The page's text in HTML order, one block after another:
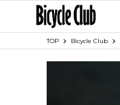
TOP Bicycle Club